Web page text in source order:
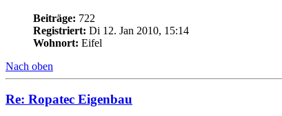
Beiträge: 722
Registriert: Di 12. Jan 2010, 15:14
Wohnort: Eifel
Nach oben
Re: Ropatec Eigenbau